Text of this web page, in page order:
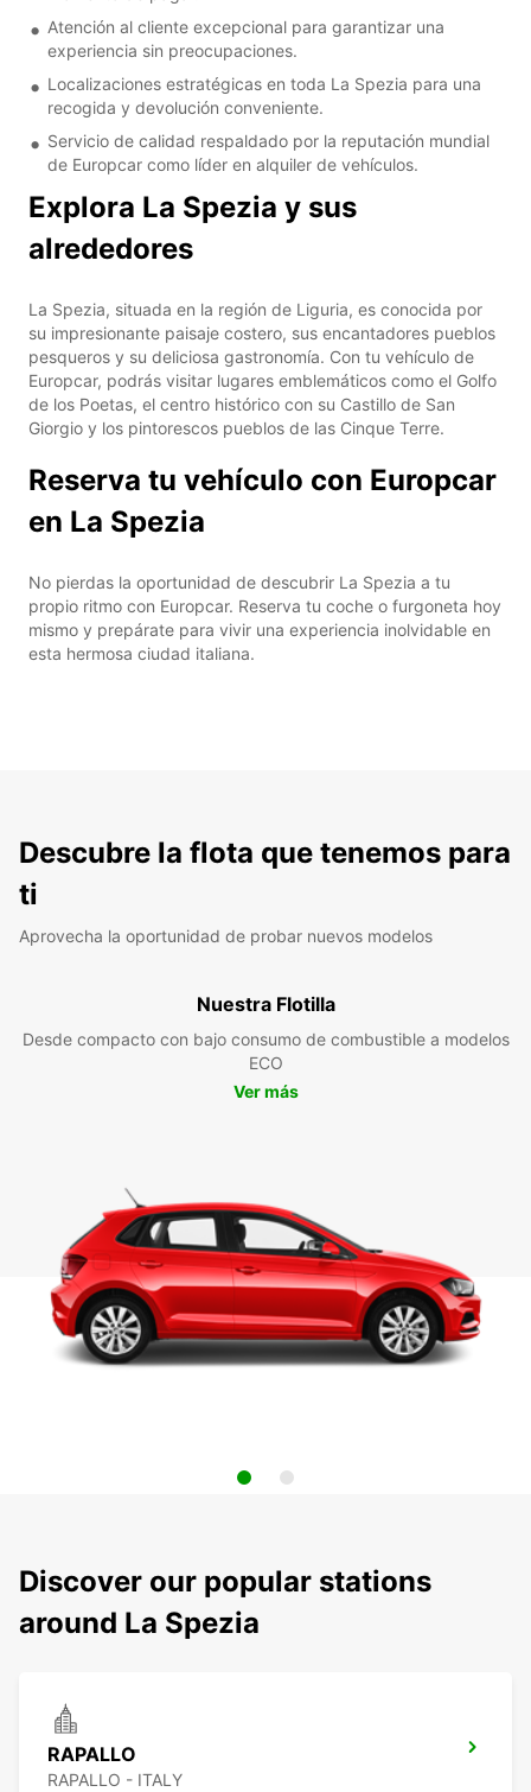
Atención al cliente excepcional para garantizar una
experiencia sin preocupaciones.
Localizaciones estratégicas en toda La Spezia para una
recogida y devolución conveniente.
Servicio de calidad respaldado por la reputación mundial
de Europcar como líder en alquiler de vehículos.
Explora La Spezia y sus
alrededores
La Spezia, situada en la región de Liguria, es conocida por
su impresionante paisaje costero, sus encantadores pueblos
pesqueros y su deliciosa gastronomía. Con tu vehículo de
Europcar, podrás visitar lugares emblemáticos como el Golfo
de los Poetas, el centro histórico con su Castillo de San
Giorgio y los pintorescos pueblos de las Cinque Terre.
Reserva tu vehículo con Europcar
en La Spezia
No pierdas la oportunidad de descubrir La Spezia a tu
propio ritmo con Europcar. Reserva tu coche o furgoneta hoy
mismo y prepárate para vivir una experiencia inolvidable en
esta hermosa ciudad italiana.
Descubre la flota que tenemos para
ti
Aprovecha la oportunidad de probar nuevos modelos
Nuestra Flotilla
Desde compacto con bajo consumo de combustible a modelos
ECO
Ver más
Discover our popular stations
around La Spezia
RAPALLO
RAPALLO - ITALY